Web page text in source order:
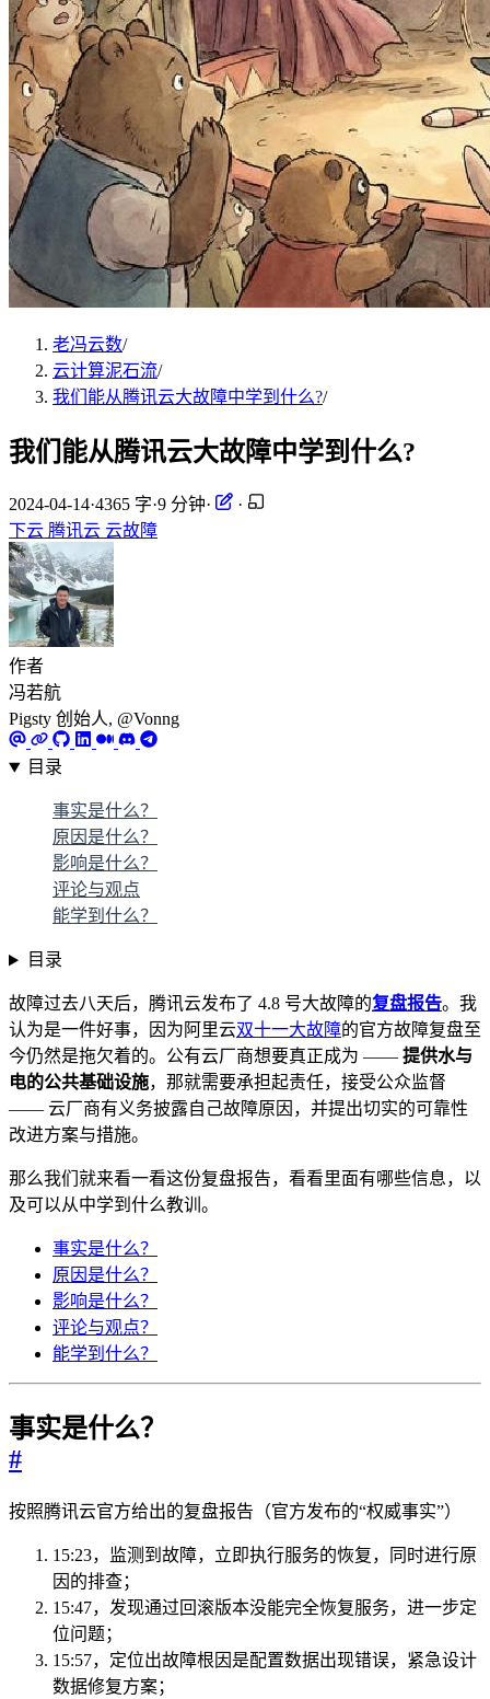
老冯云数/
云计算泥石流/
我们能从腾讯云大故障中学到什么?/
我们能从腾讯云大故障中学到什么?
2024-04-14·4365 字·9 分钟·
·
下云 腾讯云 云故障
作者
冯若航
Pigsty 创始人, @Vonng
目录
事实是什么？
原因是什么？
影响是什么？
评论与观点
能学到什么？
目录
故障过去八天后，腾讯云发布了 4.8 号大故障的复盘报告。我
认为是一件好事，因为阿里云双十一大故障的官方故障复盘至
今仍然是拖欠着的。公有云厂商想要真正成为 —— 提供水与
电的公共基础设施，那就需要承担起责任，接受公众监督
—— 云厂商有义务披露自己故障原因，并提出切实的可靠性
改进方案与措施。
那么我们就来看一看这份复盘报告，看看里面有哪些信息，以
及可以从中学到什么教训。
事实是什么？
原因是什么？
影响是什么？
评论与观点？
能学到什么？
事实是什么？
#
按照腾讯云官方给出的复盘报告（官方发布的“权威事实”）
15:23，监测到故障，立即执行服务的恢复，同时进行原
因的排查；
15:47，发现通过回滚版本没能完全恢复服务，进一步定
位问题；
15:57，定位出故障根因是配置数据出现错误，紧急设计
数据修复方案；